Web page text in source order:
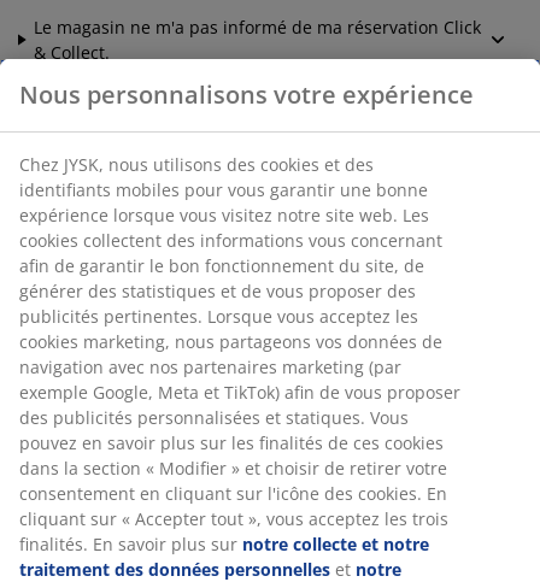
Le magasin ne m'a pas informé de ma réservation Click
& Collect.
Annuler ou modifier une
commande
Comment annuler ma commande avant sa réception?
Comment annuler ma commande?
Comment modifier ma commande?
Comment puis-je annuler ma commande avant de
l’avoir reçue ?
Nous personnalisons votre expérience
Chez JYSK, nous utilisons des cookies et des
identifiants mobiles pour vous garantir une bonne
expérience lorsque vous visitez notre site web. Les
cookies collectent des informations vous concernant
afin de garantir le bon fonctionnement du site, de
générer des statistiques et de vous proposer des
publicités pertinentes. Lorsque vous acceptez les
cookies marketing, nous partageons vos données de
navigation avec nos partenaires marketing (par
exemple Google, Meta et TikTok) afin de vous proposer
des publicités personnalisées et statiques. Vous
pouvez en savoir plus sur les finalités de ces cookies
dans la section « Modifier » et choisir de retirer votre
consentement en cliquant sur l'icône des cookies. En
cliquant sur « Accepter tout », vous acceptez les trois
finalités. En savoir plus sur notre collecte et notre
traitement des données personnelles et notre